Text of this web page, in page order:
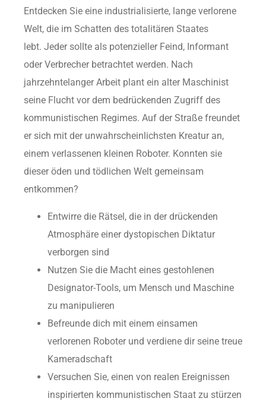
Entdecken Sie eine industrialisierte, lange verlorene
Welt, die im Schatten des totalitären Staates
lebt. Jeder sollte als potenzieller Feind, Informant
oder Verbrecher betrachtet werden. Nach
jahrzehntelanger Arbeit plant ein alter Maschinist
seine Flucht vor dem bedrückenden Zugriff des
kommunistischen Regimes. Auf der Straße freundet
er sich mit der unwahrscheinlichsten Kreatur an,
einem verlassenen kleinen Roboter. Konnten sie
dieser öden und tödlichen Welt gemeinsam
entkommen?
Entwirre die Rätsel, die in der drückenden
Atmosphäre einer dystopischen Diktatur
verborgen sind
Nutzen Sie die Macht eines gestohlenen
Designator-Tools, um Mensch und Maschine
zu manipulieren
Befreunde dich mit einem einsamen
verlorenen Roboter und verdiene dir seine treue
Kameradschaft
Versuchen Sie, einen von realen Ereignissen
inspirierten kommunistischen Staat zu stürzen